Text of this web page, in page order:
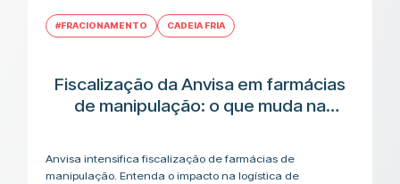
#FRACIONAMENTO CADEIA FRIA
Fiscalização da Anvisa em farmácias
de manipulação: o que muda na
Anvisa intensifica fiscalização de farmácias de
manipulação. Entenda o impacto na logística de